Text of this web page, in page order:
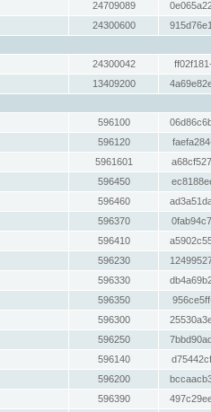
24709089
24300600
24300042
13409200
596100
596120
5961601
596450
596460
596370
596410
596230
596330
596350
596300
596250
596140
596200
596390